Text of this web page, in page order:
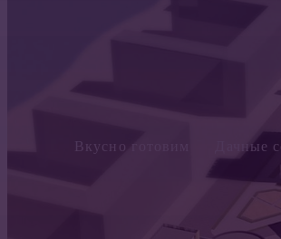
Вкусно готовим Дачные